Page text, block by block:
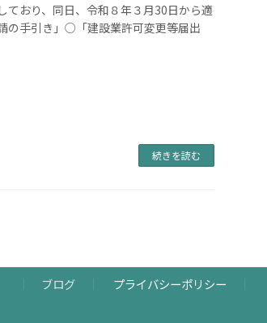
ており、同日、令和８年３月30日から適
の手引き」○「建設業許可変更等届出
続きを読む
ブログ プライバシーポリシー